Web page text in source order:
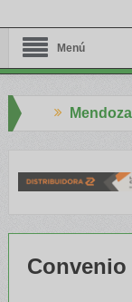
Menú
Convenio